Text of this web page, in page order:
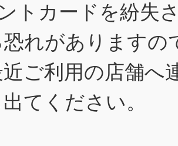
トカードを紛失
恐れがありますの
ご利用の店舗へ
てください。